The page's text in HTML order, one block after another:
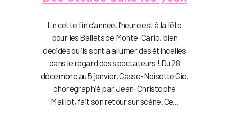
En cette fin d’année, l’heure est à la fête
pour les Ballets de Monte-Carlo, bien
décidés qu'ils sont à allumer des étincelles
dans le regard des spectateurs ! Du 28
décembre au 5 janvier, Casse-Noisette Cie,
chorégraphié par Jean-Christophe
Maillot, fait son retour sur scène. Ce...